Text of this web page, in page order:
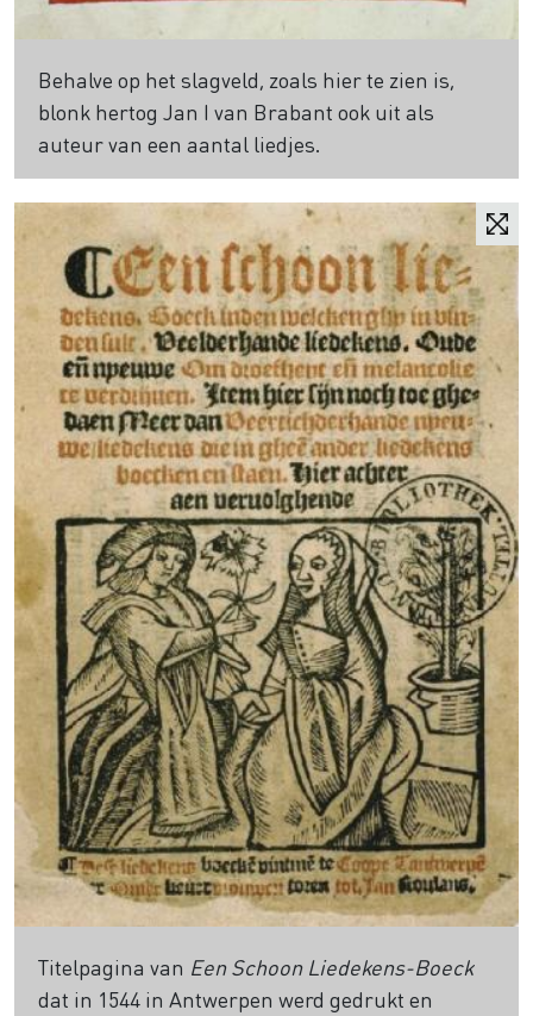
Behalve op het slagveld, zoals hier te zien is,
blonk hertog Jan I van Brabant ook uit als
auteur van een aantal liedjes.
Titelpagina van Een Schoon Liedekens-Boeck
dat in 1544 in Antwerpen werd gedrukt en